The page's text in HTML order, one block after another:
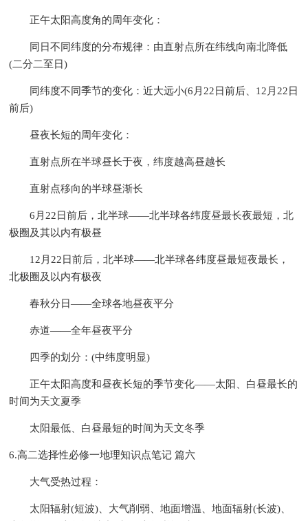
正午太阳高度角的周年变化：
同日不同纬度的分布规律：由直射点所在纬线向南北降低
(二分二至日)
同纬度不同季节的变化：近大远小(6月22日前后、12月22日
前后)
昼夜长短的周年变化：
直射点所在半球昼长于夜，纬度越高昼越长
直射点移向的半球昼渐长
6月22日前后，北半球——北半球各纬度昼最长夜最短，北
极圈及其以内有极昼
12月22日前后，北半球——北半球各纬度昼最短夜最长，
北极圈及以内有极夜
春秋分日——全球各地昼夜平分
赤道——全年昼夜平分
四季的划分：(中纬度明显)
正午太阳高度和昼夜长短的季节变化——太阳、白昼最长的
时间为天文夏季
太阳最低、白昼最短的时间为天文冬季
6.高二选择性必修一地理知识点笔记 篇六
大气受热过程：
太阳辐射(短波)、大气削弱、地面增温、地面辐射(长波)、